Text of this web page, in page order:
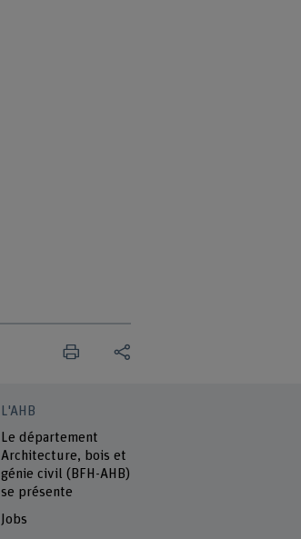
L'AHB
Le département
Architecture, bois et
génie civil (BFH-AHB)
se présente
Jobs